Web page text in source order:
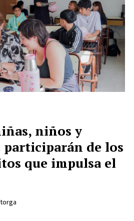
niños y
participarán de los
que impulsa el